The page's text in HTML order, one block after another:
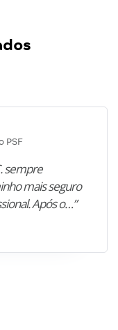
PSF
sempre
mais seguro
Após o…”